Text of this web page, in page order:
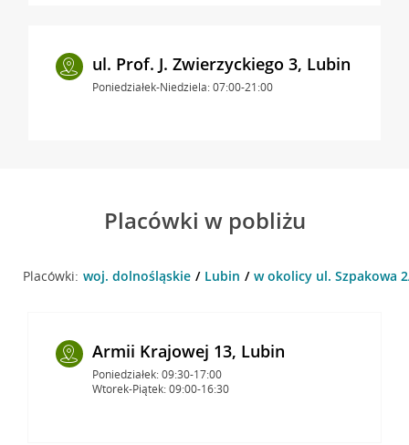
ul. Prof. J. Zwierzyckiego 3, Lubin
Poniedziałek-Niedziela: 07:00-21:00
Placówki w pobliżu
Placówki: woj. dolnośląskie Lubin w okolicy ul. Szpakowa
Armii Krajowej 13, Lubin
Poniedziałek: 09:30-17:00
Wtorek-Piątek: 09:00-16:30